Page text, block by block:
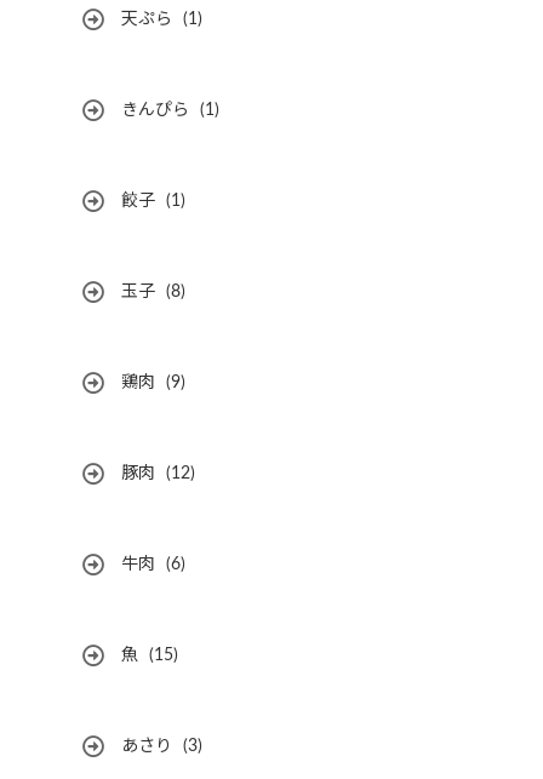
天ぷら (1)
きんぴら (1)
餃子 (1)
玉子 (8)
鶏肉 (9)
豚肉 (12)
牛肉 (6)
魚 (15)
あさり (3)